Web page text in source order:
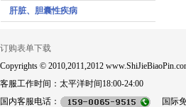
肝脏、胆囊性疾病
订购表单下载
Copyrights © 2010,2011,2012
客服工作时间：太平洋时间18:00-24:00
国内客服电话：
国际免